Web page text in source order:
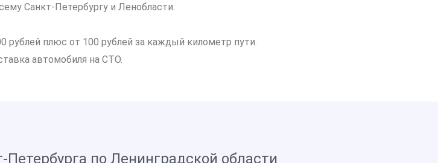
Санкт-Петербургу и Ленобласти.
рублей плюс от 100 рублей за каждый километр пути.
автомобиля на СТО.
по Ленинградской области